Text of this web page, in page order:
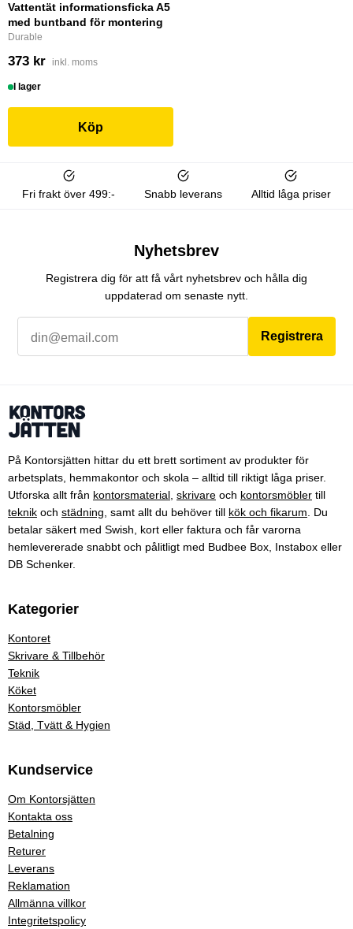
Vattentät informationsficka A5
med buntband för montering
Durable
373 kr inkl. moms
I lager
Köp
Fri frakt över 499:- Snabb leverans Alltid låga priser
Nyhetsbrev
Registrera dig för att få vårt nyhetsbrev och hålla dig
uppdaterad om senaste nytt.
Registrera
På Kontorsjätten hittar du ett brett sortiment av produkter för
arbetsplats, hemmakontor och skola – alltid till riktigt låga priser.
Utforska allt från kontorsmaterial skrivare och kontorsmöbler till
teknik och städning , samt allt du behöver till kök och fikarum . Du
betalar säkert med Swish, kort eller faktura och får varorna
hemlevererade snabbt och pålitligt med Budbee Box, Instabox eller
DB Schenker.
Kategorier
Kontoret
Skrivare & Tillbehör
Teknik
Köket
Kontorsmöbler
Städ, Tvätt & Hygien
Kundservice
Om Kontorsjätten
Kontakta oss
Betalning
Returer
Leverans
Reklamation
Allmänna villkor
Integritetspolicy